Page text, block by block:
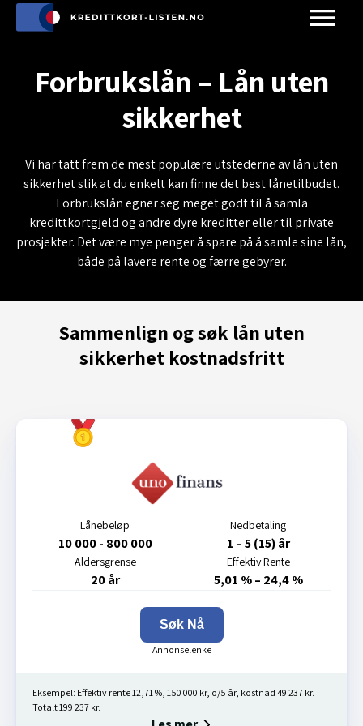
Forbrukslån – Lån uten
sikkerhet
Vi har tatt frem de mest populære utstederne av lån uten
sikkerhet slik at du enkelt kan finne det best lånetilbudet.
Forbrukslån egner seg meget godt til å samla
kredittkortgjeld og andre dyre kreditter eller til private
prosjekter. Det være mye penger å spare på å samle sine lån,
både på lavere rente og færre gebyrer.
Sammenlign og søk lån uten
sikkerhet kostnadsfritt
Lånebeløp
10 000 - 800 000
Nedbetaling
1 – 5 (15) år
Aldersgrense
20 år
Effektiv Rente
5,01 % – 24,4 %
Søk Nå
Eksempel: Effektiv rente 12,71 %, 150 000 kr, o/5 år, kostnad 49 237 kr.
Totalt 199 237 kr.